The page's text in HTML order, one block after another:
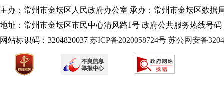
主办：常州市金坛区人民政府办公室 承办：常州市金坛区数据
地址：常州市金坛区市民中心清风路1号 政府公共服务热线号码
网站标识码：3204820037 苏ICP备2020058724号 苏公网安备